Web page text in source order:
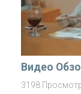
Видео
3198